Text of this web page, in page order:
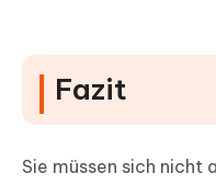
Fazit
Sie müssen sich nicht